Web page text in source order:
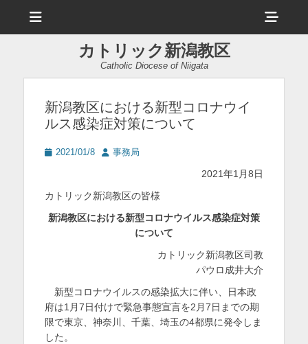
ュ
ヘ
ッ
ー
カトリック新潟教区
Catholic Diocese of Niigata
新潟教区における新型コロナウイ
ルス感染症対策について
投 2021/01/8
投 事務局
2021年1月8日
カトリック新潟教区の皆様
新潟教区における新型コロナウイルス感染症対策
について
カトリック新潟教区司教
パウロ成井大介
新型コロナウイルスの感染拡大に伴い、日本政
府は1月7日付けで緊急事態宣言を2月7日までの期
限で東京、神奈川、千葉、埼玉の4都県に発令しま
した。